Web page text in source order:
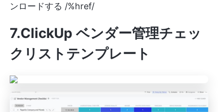
ンロードする /%href/
7.ClickUp ベンダー管理チェッ
クリストテンプレート